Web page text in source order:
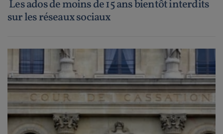
Les ados de moins de 15 ans bientôt interdits
sur les réseaux sociaux